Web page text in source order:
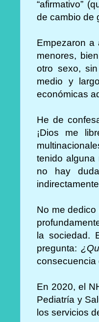
“afirmativo”
de cambio de
Empezaron a
menores,
otro sexo,
medio y
económicas
He de
¡Dios me
tenido alguna
no hay
No me
la sociedad.
pregunta:
consecuencia
En 2020, el
Pediatría y
los servicios